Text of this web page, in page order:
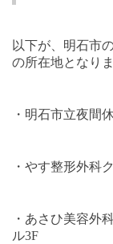
以下が、明石市
の所在地となりま
・明石市立夜間
・やす整形外科
・あさひ美容外
ル3F